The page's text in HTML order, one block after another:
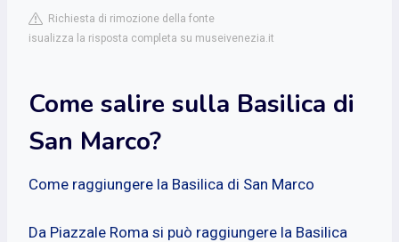
Richiesta di rimozione della fonte
isualizza la risposta completa su museivenezia.it
Come salire sulla Basilica di
San Marco?
Come raggiungere la Basilica di San Marco
Da Piazzale Roma si può raggiungere la Basilica